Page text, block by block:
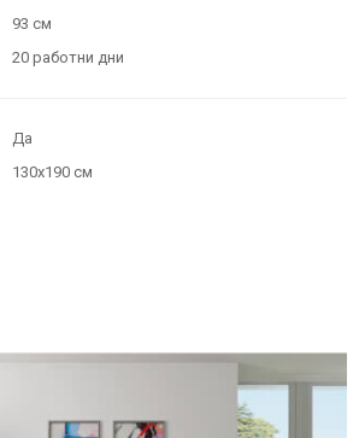
93 см
20 работни дни
Да
130х190 см